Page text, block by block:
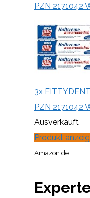
PZN 2171042
3x
PZN 2171042
Ausverkauft
Produkt
Amazon.de